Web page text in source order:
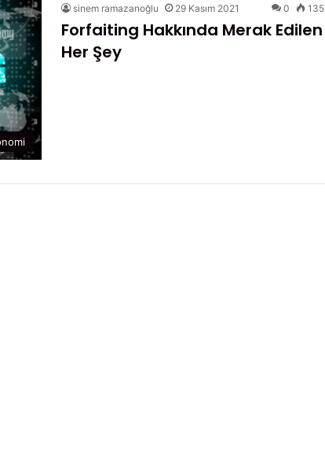
sinem ramazanoğlu 29 Kasım 2021 0 135
Forfaiting Hakkında Merak Edilen
Her Şey